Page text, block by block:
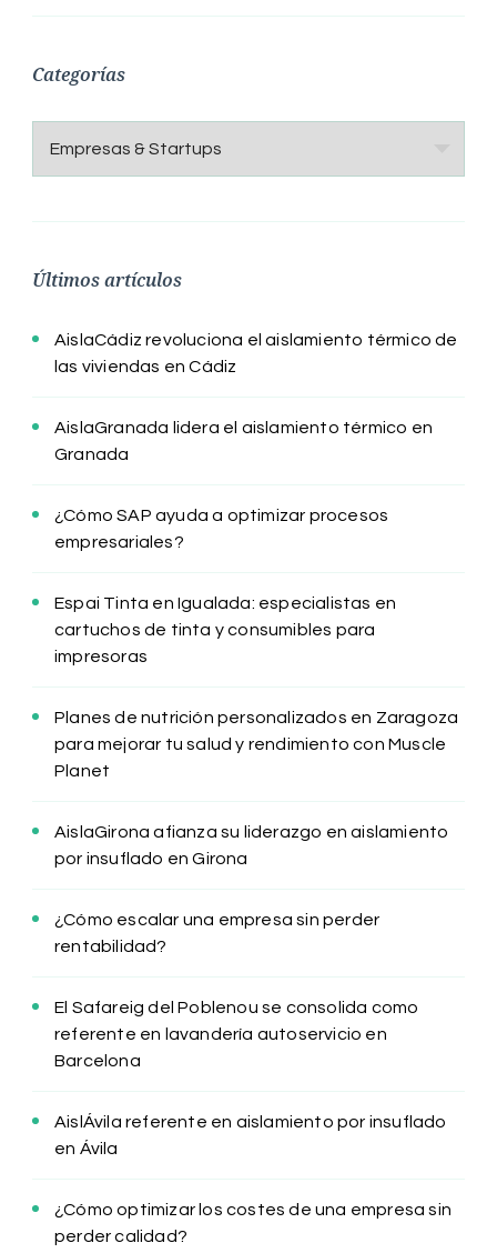
Categorías
Categorías
Últimos artículos
AislaCádiz revoluciona el aislamiento térmico de
las viviendas en Cádiz
AislaGranada lidera el aislamiento térmico en
Granada
¿Cómo SAP ayuda a optimizar procesos
empresariales?
Espai Tinta en Igualada: especialistas en
cartuchos de tinta y consumibles para
impresoras
Planes de nutrición personalizados en Zaragoza
para mejorar tu salud y rendimiento con Muscle
Planet
AislaGirona afianza su liderazgo en aislamiento
por insuflado en Girona
¿Cómo escalar una empresa sin perder
rentabilidad?
El Safareig del Poblenou se consolida como
referente en lavandería autoservicio en
Barcelona
AislÁvila referente en aislamiento por insuflado
en Ávila
¿Cómo optimizar los costes de una empresa sin
perder calidad?